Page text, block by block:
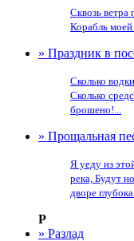
Сквозь
Корабль
» Праздник в
Сколько
Сколько
брошено!...
» Прощальная
Я уеду из
река, Будут
дворе
Р
» Разлад